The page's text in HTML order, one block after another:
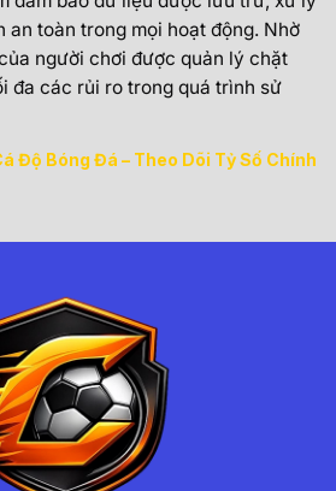
an toàn trong mọi hoạt động. Nhờ
người chơi được quản lý chặt
đa các rủi ro trong quá trình sử
Độ Bóng Đá – Theo Dõi Tỷ Số Chính